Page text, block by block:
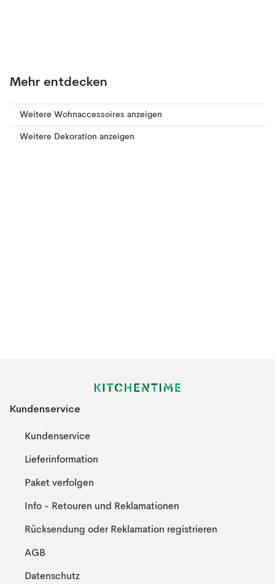
Mehr entdecken
Weitere Wohnaccessoires anzeigen
Weitere Dekoration anzeigen
Kundenservice
Kundenservice
Lieferinformation
Paket verfolgen
Info - Retouren und Reklamationen
Rücksendung oder Reklamation registrieren
AGB
Datenschutz